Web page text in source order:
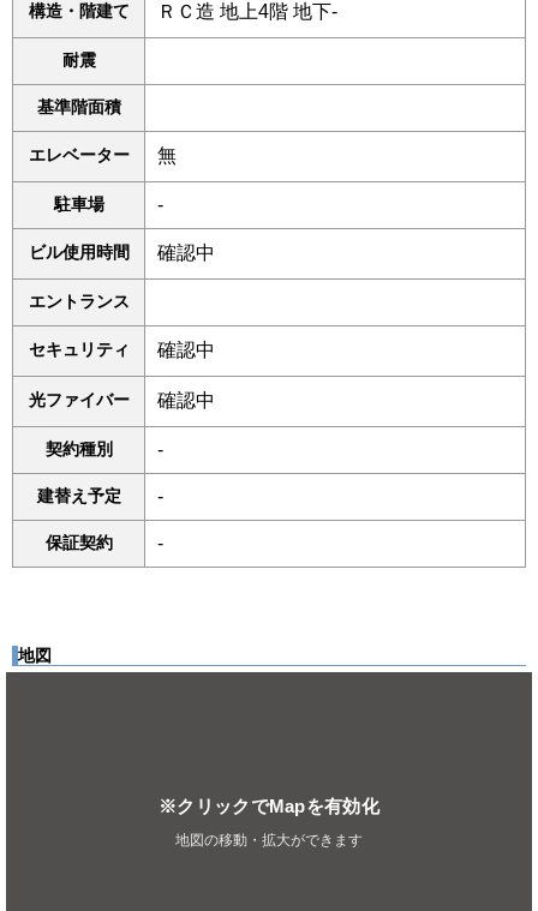
構造・階建て ＲＣ造 地上4階 地下-
耐震
基準階面積
エレベーター 無
駐車場 -
ビル使用時間 確認中
エントランス
セキュリティ 確認中
光ファイバー 確認中
契約種別 -
建替え予定 -
保証契約 -
地図
※クリックでMapを有効化
地図の移動・拡大ができます